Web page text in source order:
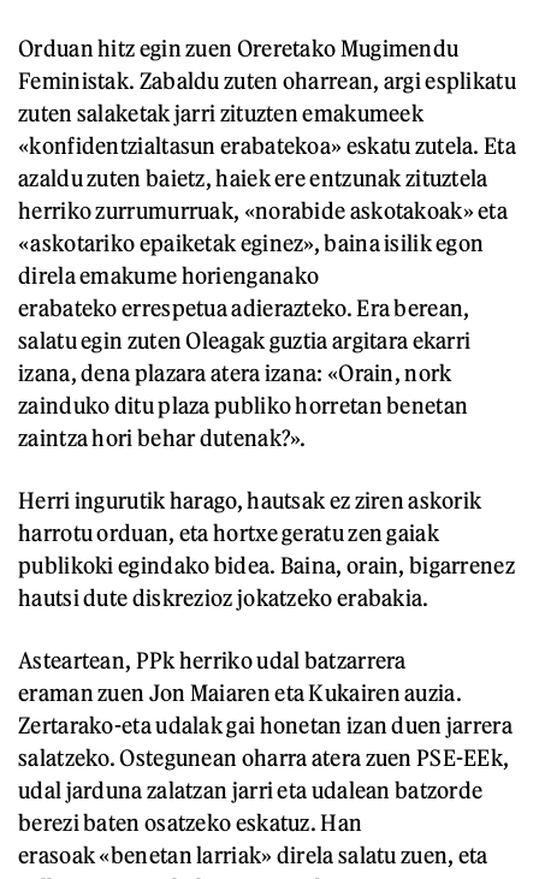
Orduan hitz egin zuen Oreretako Mugimendu
Feministak. Zabaldu zuten oharrean, argi esplikatu
zuten salaketak jarri zituzten emakumeek
«konfidentzialtasun erabatekoa» eskatu zutela. Eta
azaldu zuten baietz, haiek ere entzunak zituztela
herriko zurrumurruak, «norabide askotakoak» eta
«askotariko epaiketak eginez», baina isilik egon
direla emakume horienganako
erabateko errespetua adierazteko. Era berean,
salatu egin zuten Oleagak guztia argitara ekarri
izana, dena plazara atera izana: «Orain, nork
zainduko ditu plaza publiko horretan benetan
zaintza hori behar dutenak?».
Herri ingurutik harago, hautsak ez ziren askorik
harrotu orduan, eta hortxe geratu zen gaiak
publikoki egindako bidea. Baina, orain, bigarrenez
hautsi dute diskrezioz jokatzeko erabakia.
Asteartean, PPk herriko udal batzarrera
eraman zuen Jon Maiaren eta Kukairen auzia.
Zertarako-eta udalak gai honetan izan duen jarrera
salatzeko. Ostegunean oharra atera zuen PSE-EEk,
udal jarduna zalatzan jarri eta udalean batzorde
berezi baten osatzeko eskatuz. Han
erasoak «benetan larriak» direla salatu zuen, eta